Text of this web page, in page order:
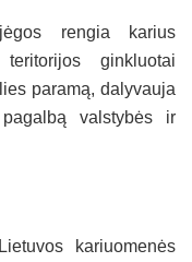
rengia karius
ginkluotai
paramą, dalyvauja
valstybės ir
kariuomenės